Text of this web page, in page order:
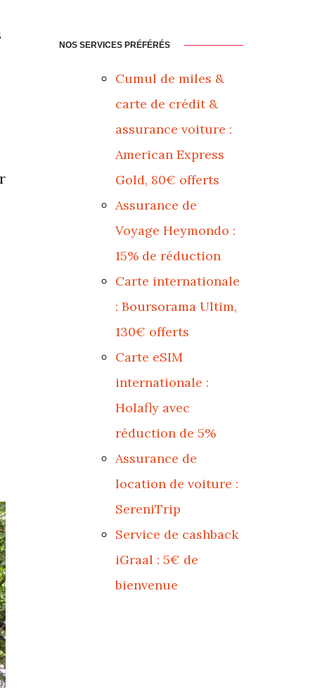
NOS SERVICES PRÉFÉRÉS
Cumul de miles &
carte de crédit &
assurance voiture :
American Express
Gold, 80€ offerts
Assurance de
Voyage Heymondo :
15% de réduction
Carte internationale
: Boursorama Ultim,
130€ offerts
Carte eSIM
internationale :
Holafly avec
réduction de 5%
Assurance de
location de voiture :
SereniTrip
Service de cashback
iGraal : 5€ de
bienvenue